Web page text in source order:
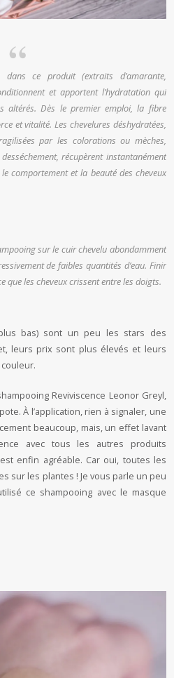
ce produit (extraits d’amarante,
et apportent l’hydratation qui
altérés. Dès le premier emploi, la fibre
et vitalité. Les chevelures déshydratées,
par les colorations ou mèches,
récupèrent instantanément
comportement et la beauté des cheveux
sur le cuir chevelu abondamment
de faibles quantités d’eau. Finir
que les cheveux crissent entre les doigts.
bas) sont un peu les stars des
leurs prix sont plus élevés et leurs
Reviviscence Leonor Greyl,
À l’application, rien à signaler, une
beaucoup, mais, un effet lavant
avec tous les autres produits
enfin agréable. Car oui, toutes les
sur les plantes ! Je vous parle un peu
ce shampooing avec le masque